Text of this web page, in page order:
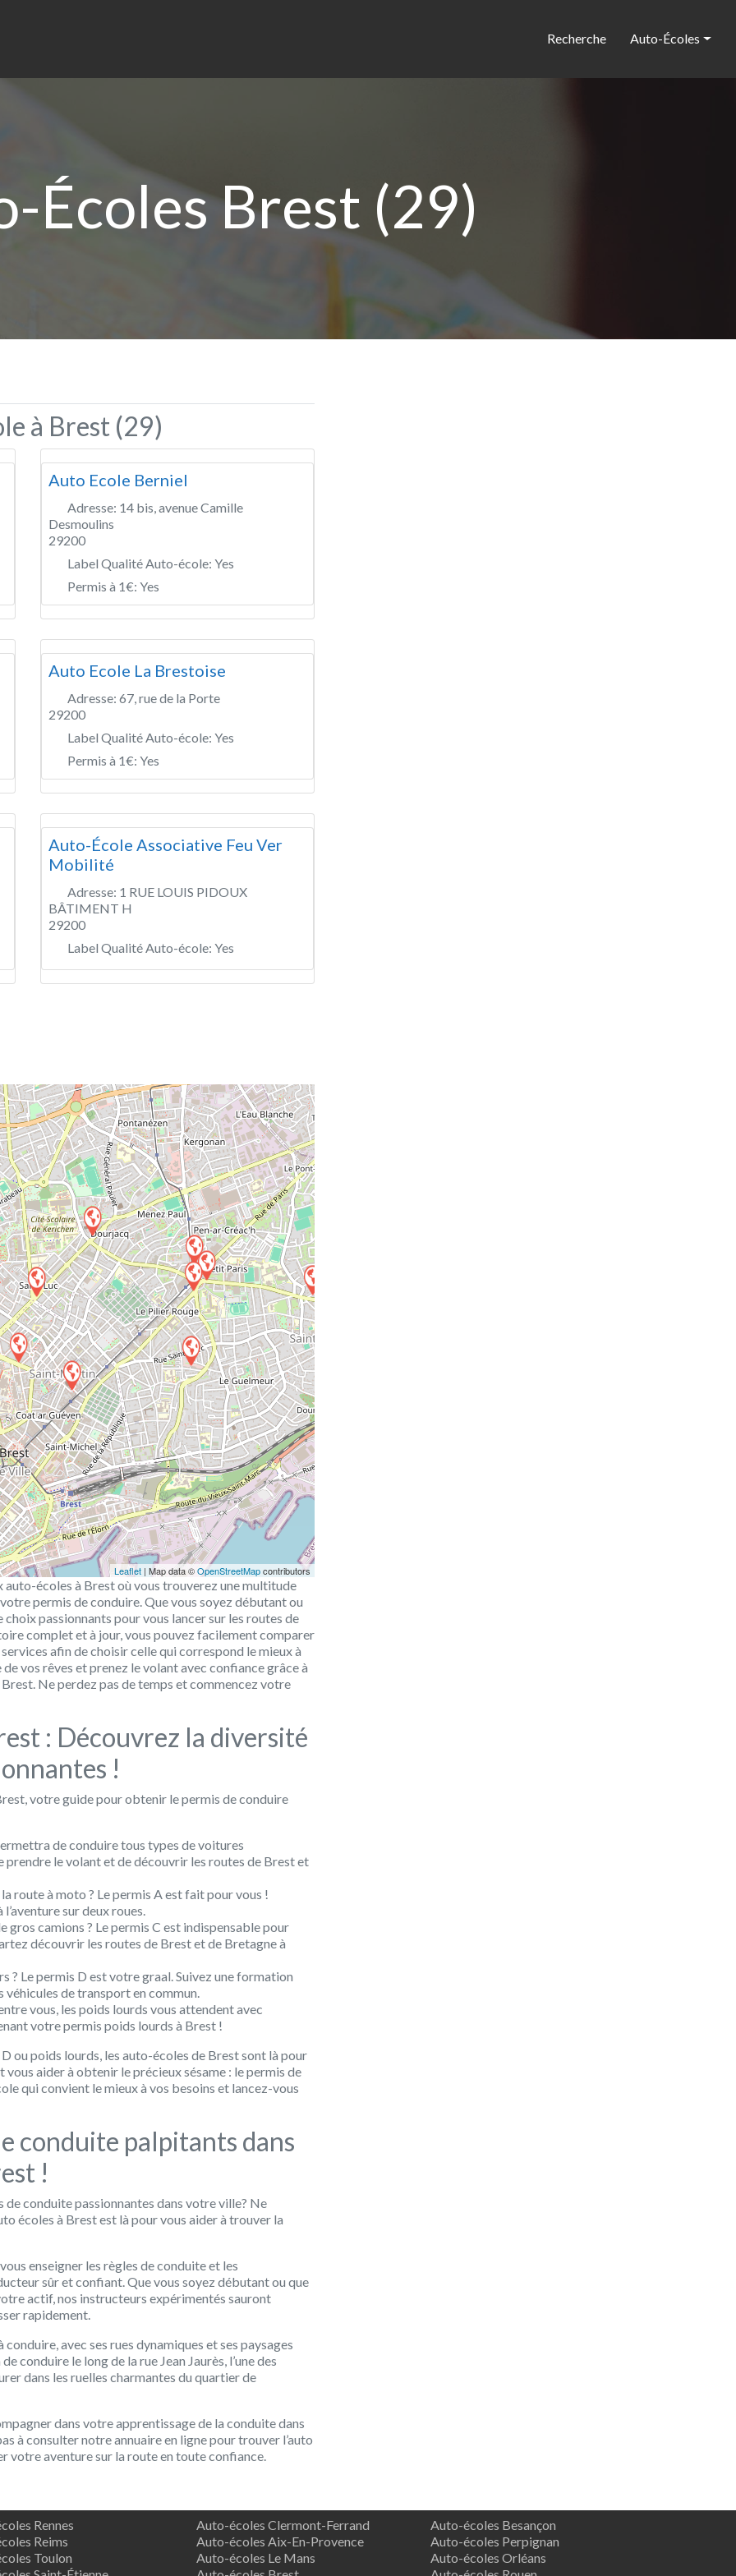
Recherche Auto-Écoles
Écoles Brest (29)
à Brest (29)
Auto Ecole Berniel
Adresse: 14 bis, avenue Camille
Desmoulins
29200
Label Qualité Auto-école: Yes
Permis à 1€: Yes
Auto Ecole La Brestoise
Adresse: 67, rue de la Porte
29200
Label Qualité Auto-école: Yes
Permis à 1€: Yes
Auto-École Associative Feu Ver
Mobilité
Adresse: 1 RUE LOUIS PIDOUX
BÂTIMENT H
29200
Label Qualité Auto-école: Yes
Leaflet | Map data ©OpenStreetMapcontributors
auto-écoles à Brest où vous trouverez une multitude
permis de conduire. Que vous soyez débutant ou
passionnants pour vous lancer sur les routes de
complet et à jour, vous pouvez facilement comparer
afin de choisir celle qui correspond le mieux à
vos rêves et prenez le volant avec confiance grâce à
Ne perdez pas de temps et commencez votre
: Découvrez la diversité
!
votre guide pour obtenir le permis de conduire
de conduire tous types de voitures
le volant et de découvrir les routes de Brest et
route à moto ? Le permis A est fait pour vous !
sur deux roues.
gros camions ? Le permis C est indispensable pour
découvrir les routes de Brest et de Bretagne à
? Le permis D est votre graal. Suivez une formation
de transport en commun.
vous, les poids lourds vous attendent avec
votre permis poids lourds à Brest !
ou poids lourds, les auto-écoles de Brest sont là pour
aider à obtenir le précieux sésame : le permis de
qui convient le mieux à vos besoins et lancez-vous
conduite palpitants dans
!
conduite passionnantes dans votre ville? Ne
écoles à Brest est là pour vous aider à trouver la
enseigner les règles de conduite et les
sûr et confiant. Que vous soyez débutant ou que
actif, nos instructeurs expérimentés sauront
rapidement.
avec ses rues dynamiques et ses paysages
conduire le long de la rue Jean Jaurès, l’une des
dans les ruelles charmantes du quartier de
dans votre apprentissage de la conduite dans
à consulter notre annuaire en ligne pour trouver l’auto
votre aventure sur la route en toute confiance.
Rennes
Reims
Toulon
Auto-écoles Clermont-Ferrand
Auto-écoles Aix-En-Provence
Auto-écoles Le Mans
Auto-écoles Besançon
Auto-écoles Perpignan
Auto-écoles Orléans